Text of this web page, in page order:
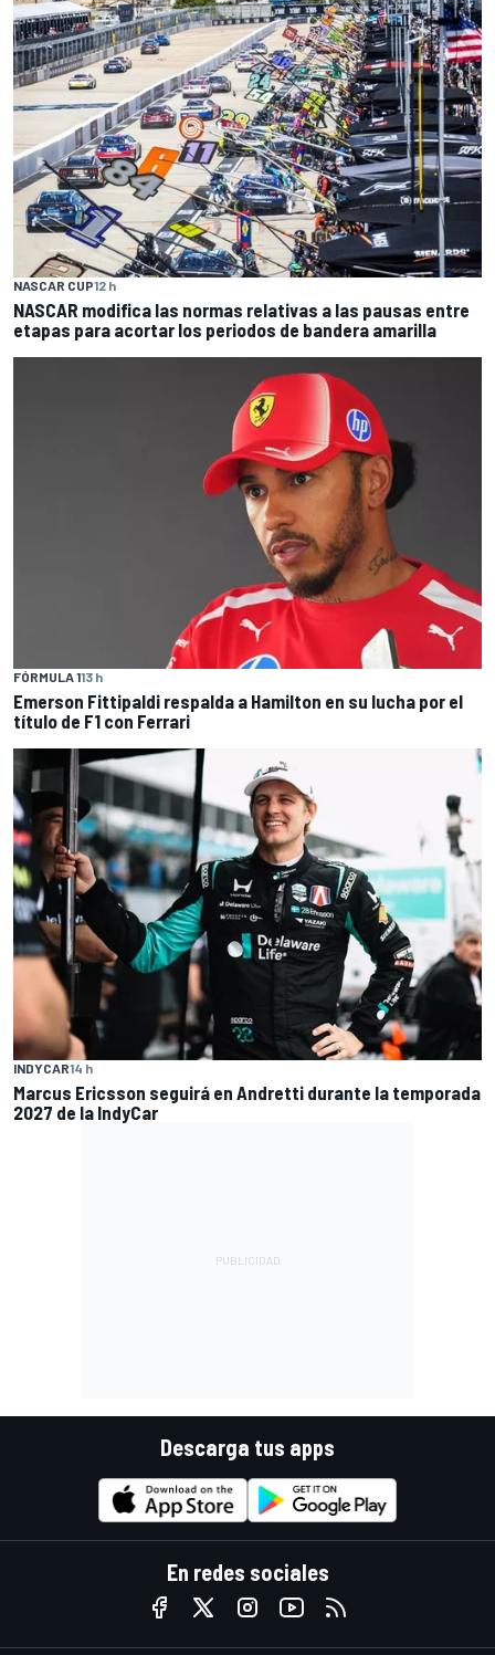
NASCAR CUP12 h
NASCAR modifica las normas relativas a las pausas entre
etapas para acortar los periodos de bandera amarilla
FÓRMULA 113 h
Emerson Fittipaldi respalda a Hamilton en su lucha por el
título de F1 con Ferrari
INDYCAR14 h
Marcus Ericsson seguirá en Andretti durante la temporada
2027 de la IndyCar
Descarga tus apps
En redes sociales